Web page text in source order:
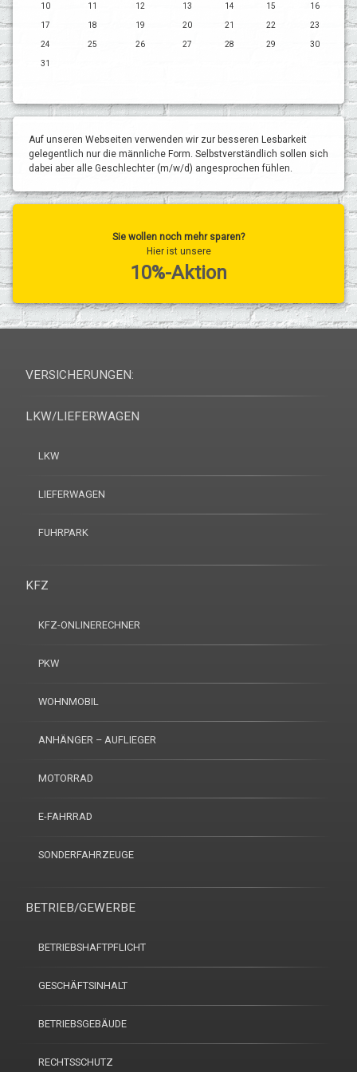
10 11 12 13 14 15 16
17 18 19 20 21 22 23
24 25 26 27 28 29 30
31
Auf unseren Webseiten verwenden wir zur besseren Lesbarkeit
gelegentlich nur die männliche Form. Selbstverständlich sollen sich
dabei aber alle Geschlechter (m/w/d) angesprochen fühlen.
Sie wollen noch mehr sparen?
Hier ist unsere
10%-Aktion
VERSICHERUNGEN:
LKW/LIEFERWAGEN
LKW
LIEFERWAGEN
FUHRPARK
KFZ
KFZ-ONLINERECHNER
PKW
WOHNMOBIL
ANHÄNGER – AUFLIEGER
MOTORRAD
E-FAHRRAD
SONDERFAHRZEUGE
BETRIEB/GEWERBE
BETRIEBSHAFTPFLICHT
GESCHÄFTSINHALT
BETRIEBSGEBÄUDE
RECHTSSCHUTZ